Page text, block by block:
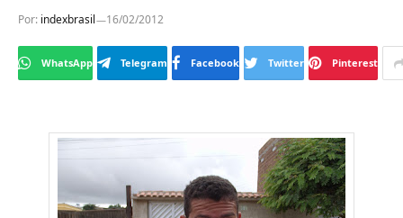
Por: indexbrasil 16/02/2012
WhatsApp Telegram Facebook Twitter Pinterest